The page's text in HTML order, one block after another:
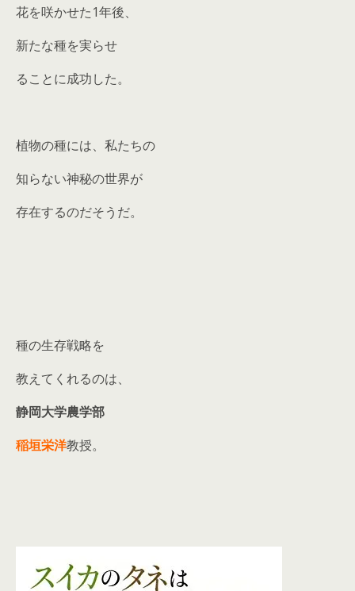
花を咲かせた1年後、
新たな種を実らせ
ることに成功した。
植物の種には、私たちの
知らない神秘の世界が
存在するのだそうだ。
種の生存戦略を
教えてくれるのは、
静岡大学農学部
稲垣栄洋教授。